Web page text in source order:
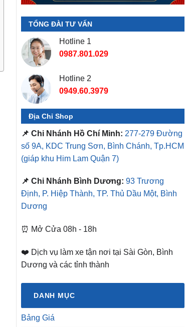
TỔNG ĐÀI TƯ VẤN
Hotline 1
0987.801.029
Hotline 2
0949.60.3979
Địa Chỉ Shop
📌 Chi Nhánh Hồ Chí Minh: 277-279 Đường
số 9A, KDC Trung Sơn, Bình Chánh, Tp.HCM
(giáp khu Him Lam Quận 7)
📌 Chi Nhánh Bình Dương: 93 Trương
Định, P. Hiệp Thành, TP. Thủ Dầu Một, Bình
Dương
⏰ Mở Cửa 08h - 18h
❤️ Dịch vụ làm xe tận nơi tại Sài Gòn, Bình
Dương và các tỉnh thành
DANH MỤC
Bảng Giá